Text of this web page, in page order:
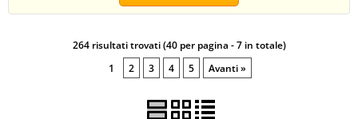
264 risultati trovati (40 per pagina - 7 in totale)
1
2 3 4 5 Avanti »